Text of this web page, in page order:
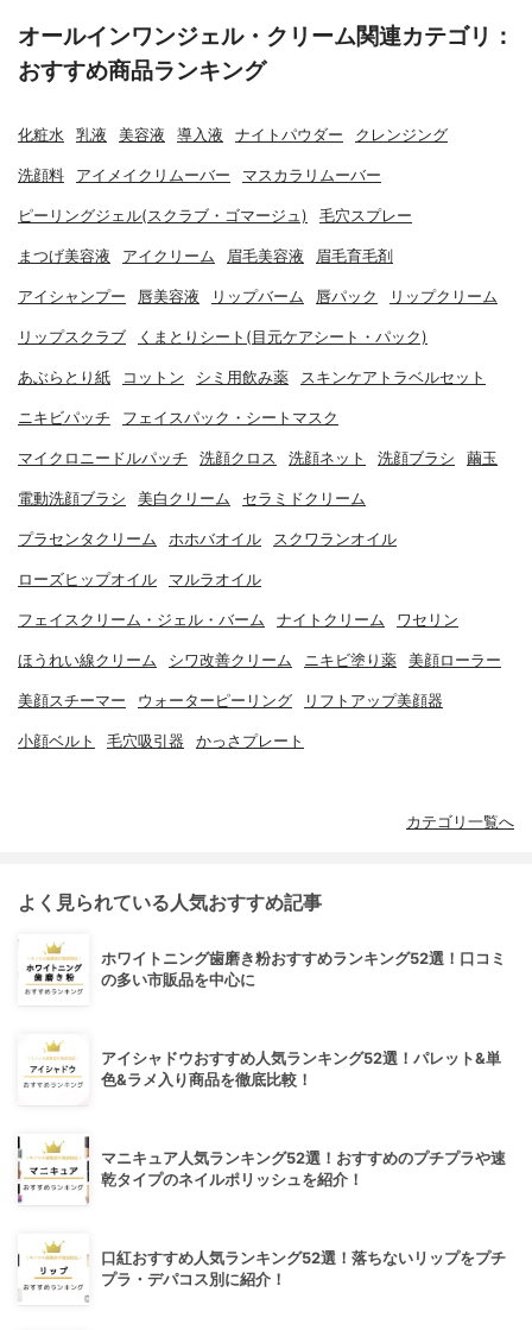
オールインワンジェル・クリーム関連カテゴリ：
おすすめ商品ランキング
化粧水 乳液 美容液 導入液 ナイトパウダー クレンジング
洗顔料 アイメイクリムーバー マスカラリムーバー
ピーリングジェル(スクラブ・ゴマージュ) 毛穴スプレー
まつげ美容液 アイクリーム 眉毛美容液 眉毛育毛剤
アイシャンプー 唇美容液 リップバーム 唇パック リップクリーム
リップスクラブ くまとりシート(目元ケアシート・パック)
あぶらとり紙 コットン シミ用飲み薬 スキンケアトラベルセット
ニキビパッチ フェイスパック・シートマスク
マイクロニードルパッチ 洗顔クロス 洗顔ネット 洗顔ブラシ 繭玉
電動洗顔ブラシ 美白クリーム セラミドクリーム
プラセンタクリーム ホホバオイル スクワランオイル
ローズヒップオイル マルラオイル
フェイスクリーム・ジェル・バーム ナイトクリーム ワセリン
ほうれい線クリーム シワ改善クリーム ニキビ塗り薬 美顔ローラー
美顔スチーマー ウォーターピーリング リフトアップ美顔器
小顔ベルト 毛穴吸引器 かっさプレート
カテゴリ一覧へ
よく見られている人気おすすめ記事
ホワイトニング歯磨き粉おすすめランキング52選！口コミ
の多い市販品を中心に
アイシャドウおすすめ人気ランキング52選！パレット&単
色&ラメ入り商品を徹底比較！
マニキュア人気ランキング52選！おすすめのプチプラや速
乾タイプのネイルポリッシュを紹介！
口紅おすすめ人気ランキング52選！落ちないリップをプチ
プラ・デパコス別に紹介！